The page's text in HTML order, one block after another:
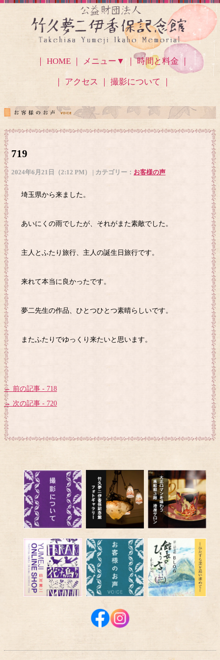
｜ HOME ｜ メニュー▼ ｜ 時間と料金 ｜
｜ アクセス ｜ 撮影について ｜
719
2024年6月21日（2:12 PM） | カテゴリー： お客様の声
埼玉県から来ました。
あいにくの雨でしたが、それがまた素敵でした。
主人とふたり旅行、主人の誕生日旅行です。
来れて本当に良かったです。
夢二先生の作品、ひとつひとつ素晴らしいです。
またふたりでゆっくり来たいと思います。
← 前の記事 - 718
→ 次の記事 - 720